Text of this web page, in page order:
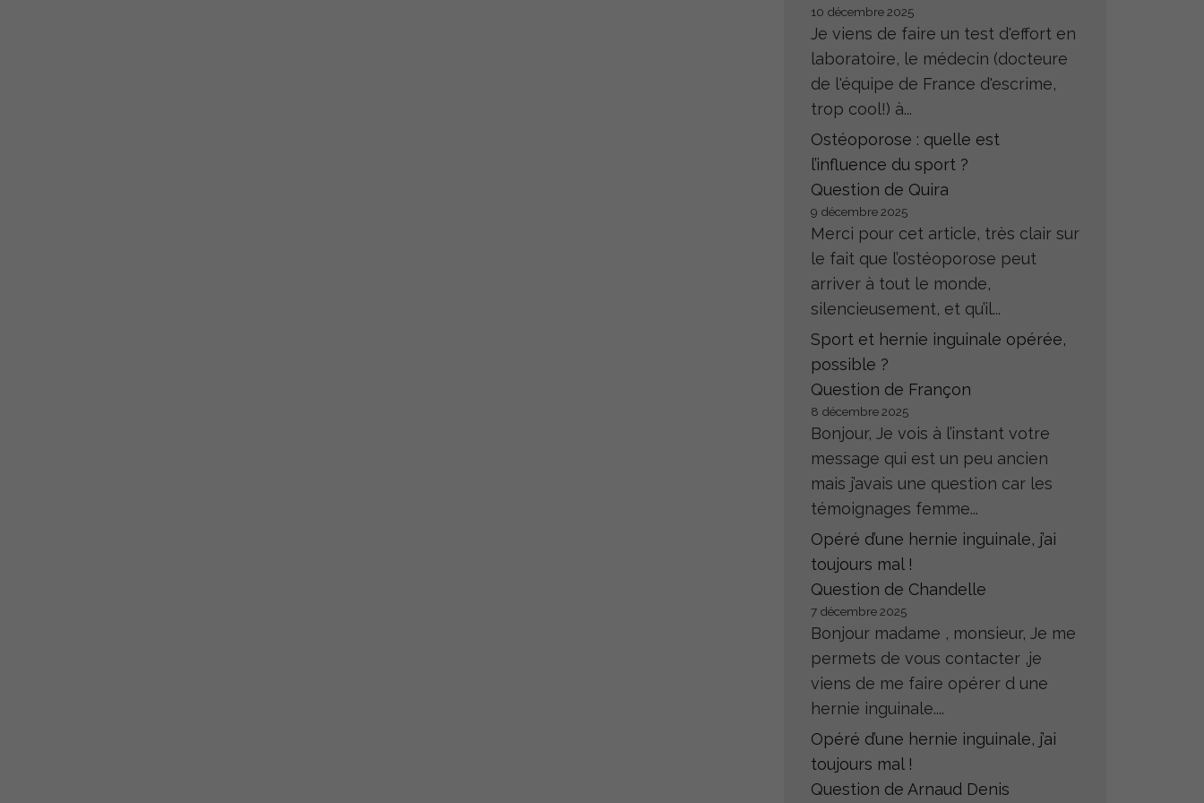
10 décembre 2025
Je viens de faire un test d'effort en
laboratoire, le médecin (docteure
de l'équipe de France d'escrime,
trop cool!) à...
Ostéoporose : quelle est
l’influence du sport ?
Question de Quira
9 décembre 2025
Merci pour cet article, très clair sur
le fait que l’ostéoporose peut
arriver à tout le monde,
silencieusement, et qu’il...
Sport et hernie inguinale opérée,
possible ?
Question de Françon
8 décembre 2025
Bonjour, Je vois à l’instant votre
message qui est un peu ancien
mais j’avais une question car les
témoignages femme...
Opéré d’une hernie inguinale, j’ai
toujours mal !
Question de Chandelle
7 décembre 2025
Bonjour madame , monsieur, Je me
permets de vous contacter ,je
viens de me faire opérer d une
hernie inguinale....
Opéré d’une hernie inguinale, j’ai
toujours mal !
Question de Arnaud Denis